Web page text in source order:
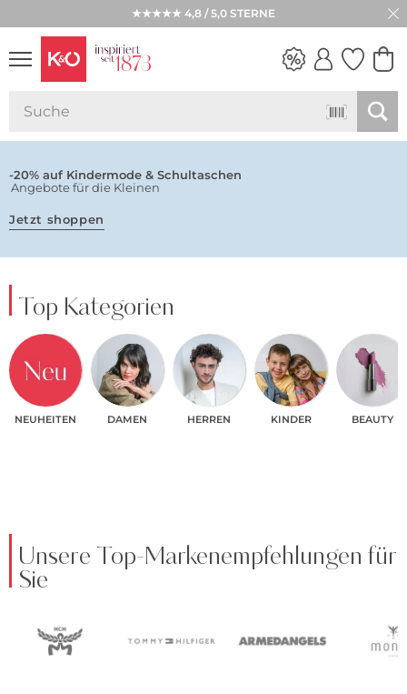
★★★★★ 4,8 / 5,0 STERNE
-20% auf Kindermode & Schultaschen
Angebote für die Kleinen
Jetzt shoppen
Top Kategorien
NEUHEITEN DAMEN HERREN KINDER BEAUTY
Unsere Top-Markenempfehlungen für
Sie